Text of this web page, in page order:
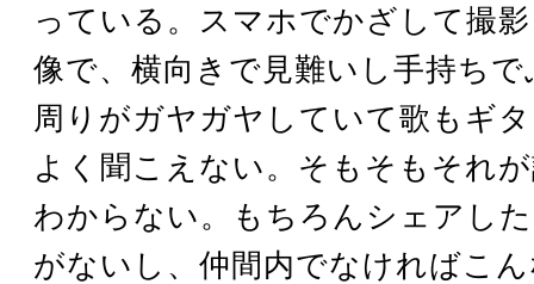
っている。スマホでかざして撮
像で、横向きで見難いし手持ち
周りがガヤガヤしていて歌もギ
よく聞こえない。そもそもそれ
わからない。もちろんシェアし
がないし、仲間内でなければこ